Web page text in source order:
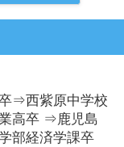
⇒西紫原中学校
高卒 ⇒鹿児島
部経済学課卒